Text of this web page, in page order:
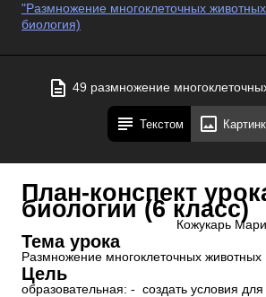
"Размножение многоклеточных
биология)
49 размножение
Текстом
План-конспект
биологии (6 класс)
Кожукарь
Тема урока
Размножение многоклеточных животных
Цель
образовательная: - создать условия